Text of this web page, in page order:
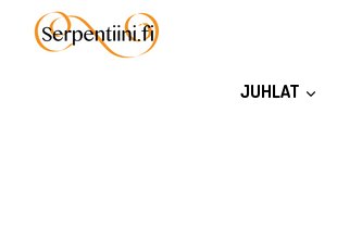
sisältöön
JUHLAT